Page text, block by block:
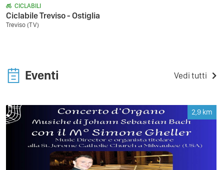
CICLABILI
Ciclabile Treviso - Ostiglia
Treviso (TV)
Eventi Vedi tutti
2,9 km